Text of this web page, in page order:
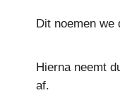
Dit noemen we
Hierna neemt
af.